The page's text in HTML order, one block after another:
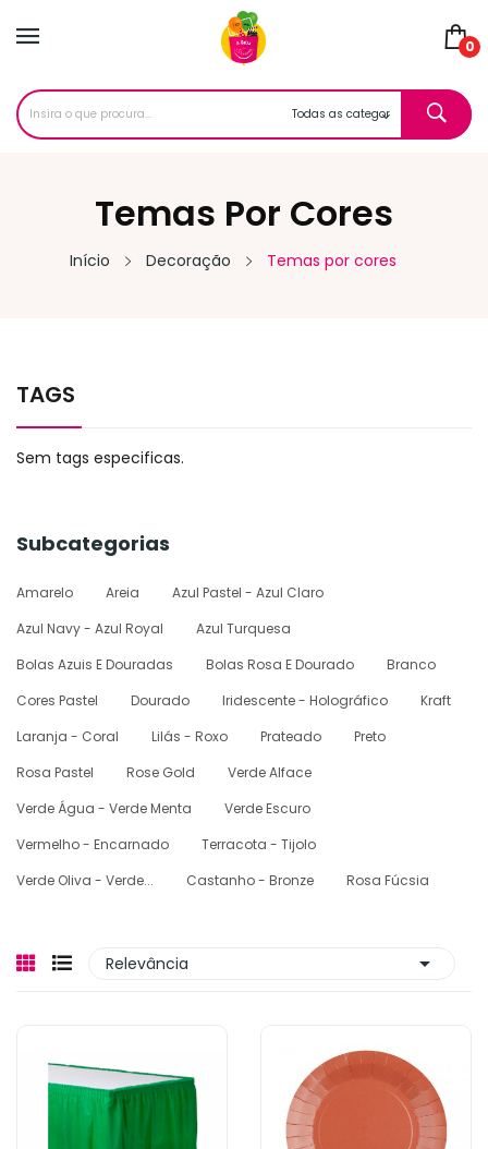
0
Temas Por Cores
Início Decoração Temas por cores
TAGS
Sem tags especificas.
Subcategorias
Amarelo Areia
Azul Pastel - Azul Claro
Azul Navy - Azul Royal
Azul Turquesa
Bolas Azuis E Douradas
Bolas Rosa E Dourado
Branco
Cores Pastel
Dourado Iridescente - Holográfico
Kraft
Laranja - Coral
Lilás - Roxo Prateado
Preto
Rosa Pastel
Rose Gold
Verde Alface
Verde Água - Verde Menta
Verde Escuro
Vermelho - Encarnado
Terracota - Tijolo
Verde Oliva - Verde...
Castanho - Bronze Rosa Fúcsia
Relevância 